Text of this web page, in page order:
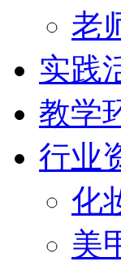
老
实践
教学
行业
化
美